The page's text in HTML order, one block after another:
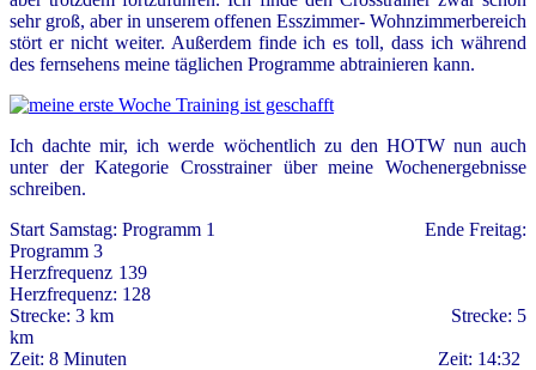
sehr groß, aber in unserem offenen Esszimmer- Wohnzimmerbereich
stört er nicht weiter. Außerdem finde ich es toll, dass ich während
des fernsehens meine täglichen Programme abtrainieren kann.
Ich dachte mir, ich werde wöchentlich zu den HOTW nun auch
unter der Kategorie Crosstrainer über meine Wochenergebnisse
schreiben.
Start Samstag: Programm 1 Ende Freitag:
Programm 3
Herzfrequenz 139
Herzfrequenz: 128
Strecke: 3 km Strecke: 5
km
Zeit: 8 Minuten Zeit: 14:32